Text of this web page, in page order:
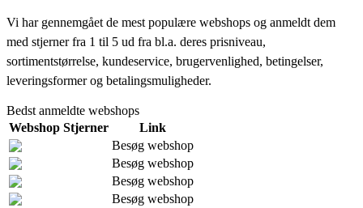
Vi har gennemgået de mest populære webshops og anmeldt dem
med stjerner fra 1 til 5 ud fra bl.a. deres prisniveau,
sortimentstørrelse, kundeservice, brugervenlighed, betingelser,
leveringsformer og betalingsmuligheder.
Bedst anmeldte webshops
Webshop Stjerner
Link
Besøg webshop
Besøg webshop
Besøg webshop
Besøg webshop